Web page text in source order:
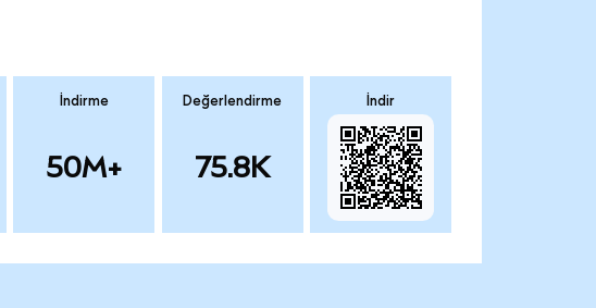
İndirme
50M+
Değerlendirme
75.8K
İndir